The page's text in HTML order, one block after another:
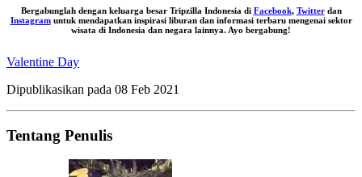
Bergabunglah dengan keluarga besar Tripzilla Indonesia di Facebook, Twitterdan
Instagramuntuk mendapatkan inspirasi liburan dan informasi terbaru mengenai sektor
wisata di Indonesia dan negara lainnya. Ayo bergabung!
Valentine Day
Dipublikasikan pada 08 Feb 2021
Tentang Penulis